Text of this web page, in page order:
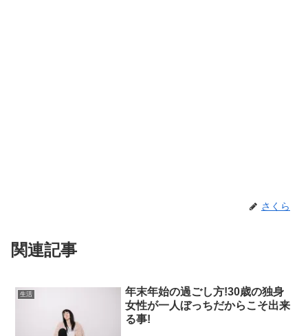
さくら
関連記事
生活
年末年始の過ごし方!30歳の独身
女性が一人ぼっちだからこそ出来
る事!